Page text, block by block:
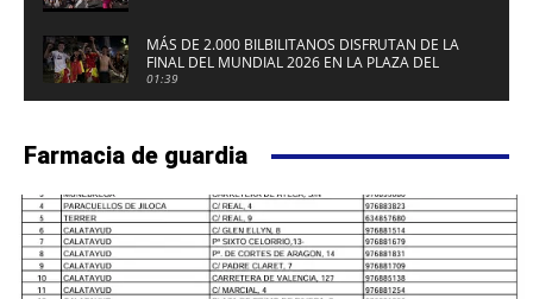
MÁS DE 2.000 BILBILITANOS DISFRUTAN DE LA
FINAL DEL MUNDIAL 2026 EN LA PLAZA DEL
FUERTE DE CALATAYUD
01:39
Farmacia de guardia